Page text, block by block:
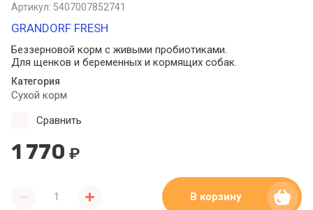
Артикул: 5407007852741
GRANDORF FRESH
Беззерновой корм с живыми пробиотиками.
Для щенков и беременных и кормящих собак.
Категория
Сухой корм
1 770 ₽
Сравнить
В корзину